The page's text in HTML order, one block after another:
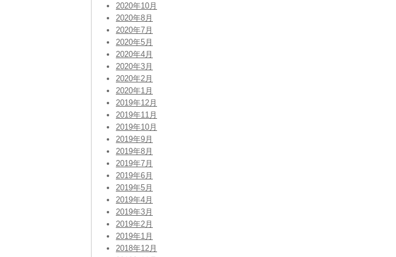
2020年10月
2020年8月
2020年7月
2020年5月
2020年4月
2020年3月
2020年2月
2020年1月
2019年12月
2019年11月
2019年10月
2019年9月
2019年8月
2019年7月
2019年6月
2019年5月
2019年4月
2019年3月
2019年2月
2019年1月
2018年12月